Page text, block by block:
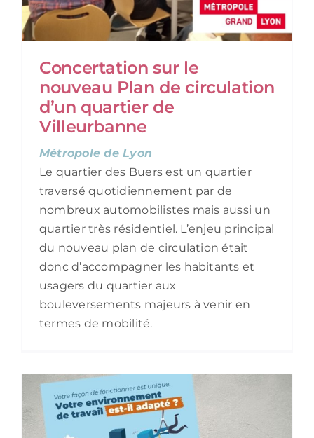
Concertation sur le
nouveau Plan de circulation
d’un quartier de
Villeurbanne
Métropole de Lyon
Le quartier des Buers est un quartier
traversé quotidiennement par de
nombreux automobilistes mais aussi un
quartier très résidentiel. L’enjeu principal
du nouveau plan de circulation était
donc d’accompagner les habitants et
usagers du quartier aux
bouleversements majeurs à venir en
termes de mobilité.